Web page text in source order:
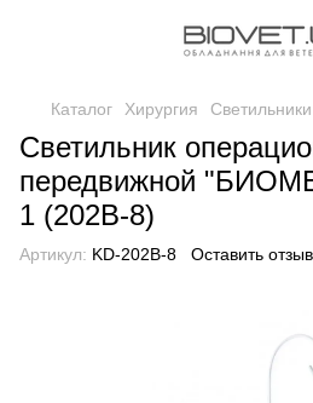
Каталог Хирургия
Светильник
передвижной
1 (202B-8)
Артикул: KD-202B-8 Оставить отзыв